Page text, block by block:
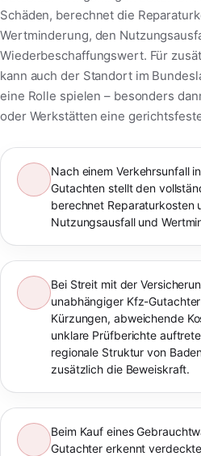
Schäden, berechnet die
Wertminderung, den
Wiederbeschaffungswert. Für
kann auch der Standort im
eine Rolle spielen – besonders
oder Werkstätten eine
Nach einem Verkehrsunfall
Gutachten stellt den
berechnet Reparaturkosten
Nutzungsausfall und
Bei Streit mit der
unabhängiger Kfz-
Kürzungen, abweichende
unklare Prüfberichte
regionale Struktur von
zusätzlich die Beweiskraft.
Beim Kauf eines
Gutachter erkennt